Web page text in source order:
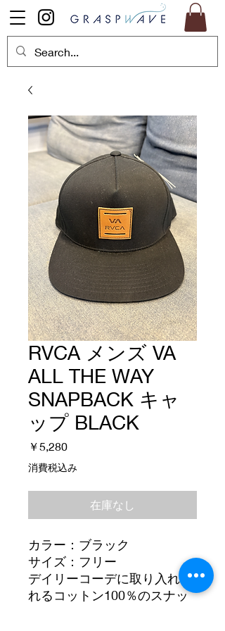
RVCA メンズ VA
ALL THE WAY
SNAPBACK キャ
ップ BLACK
￥5,280価
消費税込み
在庫なし
カラー：ブラック
サイズ：フリー
デイリーコーデに取り入れら
れるコットン100％のスナッ